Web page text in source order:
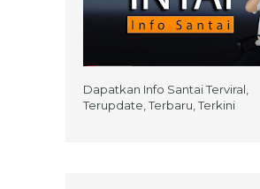
Dapatkan Info Santai Terviral,
Terupdate, Terbaru, Terkini